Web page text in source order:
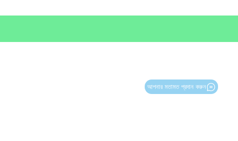
আপনার মতামত প্রদান করুন